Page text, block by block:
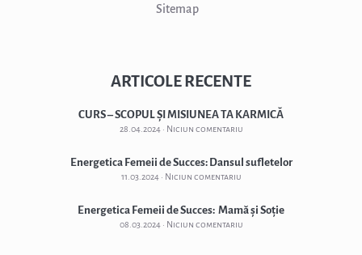
Sitemap
ARTICOLE RECENTE
CURS – SCOPUL ȘI MISIUNEA TA KARMICĂ
28.04.2024 Niciun comentariu
Energetica Femeii de Succes: Dansul sufletelor
11.03.2024 Niciun comentariu
Energetica Femeii de Succes: Mamă și Soție
08.03.2024 Niciun comentariu